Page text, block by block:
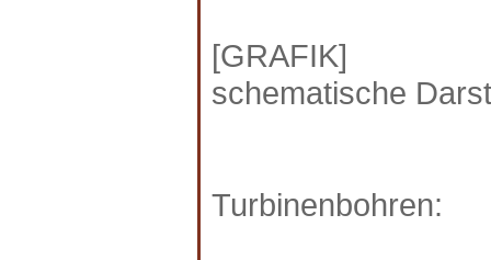
[GRAFIK]
schematische
Turbinenbohren: